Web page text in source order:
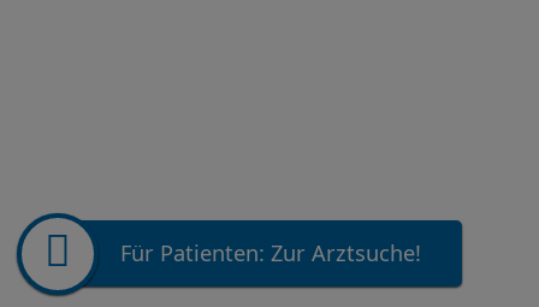
Für Patienten: Zur Arztsuche!